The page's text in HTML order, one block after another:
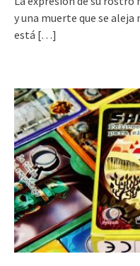
y una muerte que se aleja
está […]